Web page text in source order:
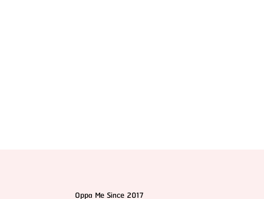
Oppa Me Since 2017